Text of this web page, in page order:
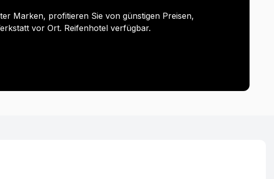
Marken, profitieren Sie von günstigen Preisen,
vor Ort. Reifenhotel verfügbar.